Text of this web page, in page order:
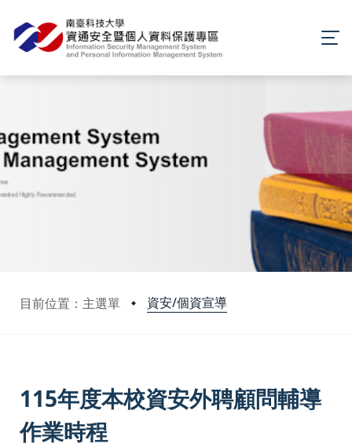
目前位置：主選單 資安/個資宣導
115年度本校資安外聘顧問輔導
作業時程